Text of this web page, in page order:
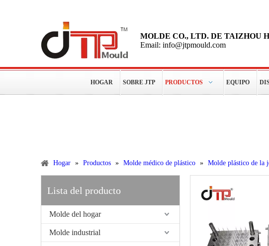
MOLDE CO., LTD. DE TAIZHOU
Email: info@jtpmould.com
HOGAR SOBRE JTP PRODUCTOS EQUIPO
Hogar » Productos » Molde médico de plástico » Molde plástico de la
Lista del producto
Molde del hogar
Molde industrial